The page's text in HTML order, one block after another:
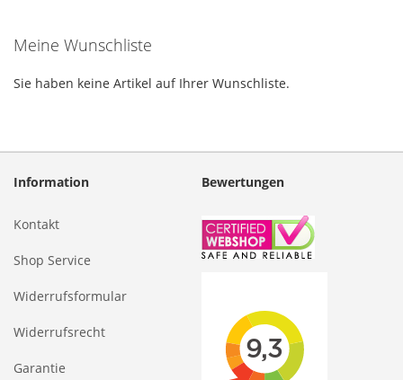
Meine Wunschliste
Sie haben keine Artikel auf Ihrer Wunschliste.
Information
Kontakt
Shop Service
Widerrufsformular
Widerrufsrecht
Garantie
Bewertungen